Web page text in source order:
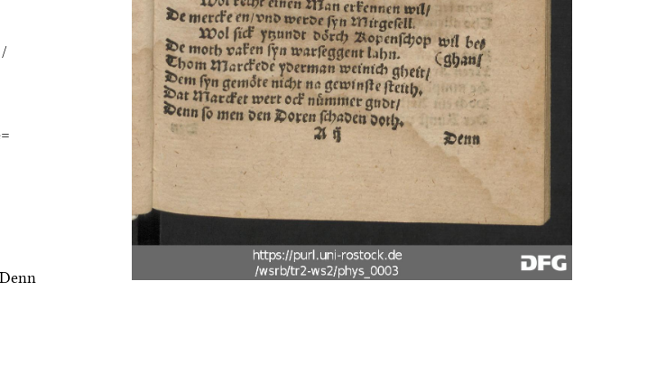
/
Denn